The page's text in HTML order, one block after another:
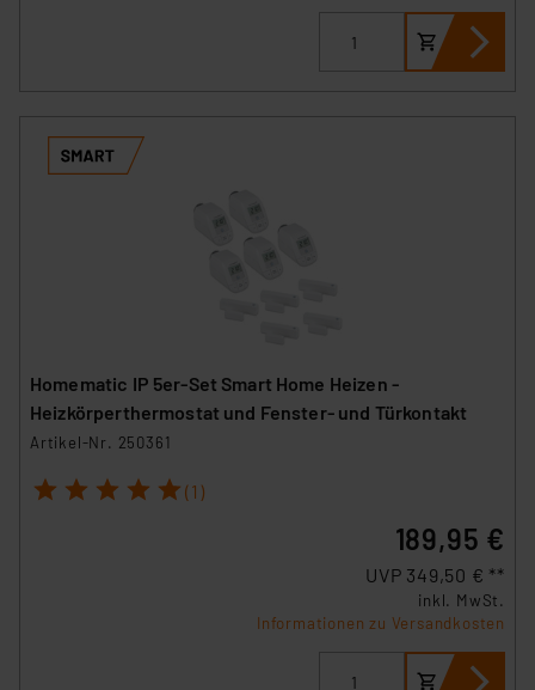
Homematic IP 5er-Set Smart Home Heizen -
Heizkörperthermostat und Fenster- und Türkontakt
Artikel-Nr. 250361
1 2 3 4 5 (1)
189,95 €
UVP 349,50 € **
inkl. MwSt.
Informationen zu Versandkosten